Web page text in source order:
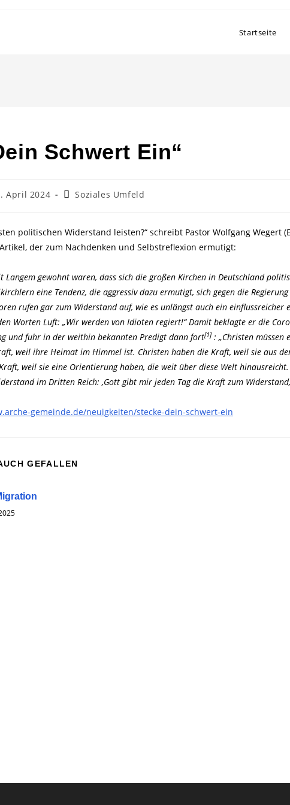
Startseite
Schwert Ein“
April 2024
Beitrags-
Soziales Umfeld
politischen Widerstand leisten?“ schreibt Pastor Wolfgang Wegert
der zum Nachdenken und Selbstreflexion ermutigt:
Langem gewohnt waren, dass sich die großen Kirchen in Deutschland
eine Tendenz, die aggressiv dazu ermutigt, sich gegen die
rufen gar zum Widerstand auf, wie es unlängst auch ein einflussreicher
Worten Luft: „Wir werden von Idioten regiert!“ Damit beklagte er die
und fuhr in der weithin bekannten Predigt dann fort[1]: „Christen müssen
weil ihre Heimat im Himmel ist. Christen haben die Kraft, weil sie aus
weil sie eine Orientierung haben, die weit über diese Welt
im Dritten Reich: ‚Gott gibt mir jeden Tag die Kraft zum
gemeinde.de/neuigkeiten/stecke-dein-schwert-ein
GEFALLEN